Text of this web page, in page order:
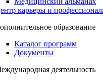
карьеры и
образование
Каталог программ
Документы
деятельность